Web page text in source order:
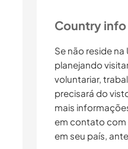
Country info
Se não reside
planejando
voluntariar,
precisará do
mais
em contato com
em seu país,